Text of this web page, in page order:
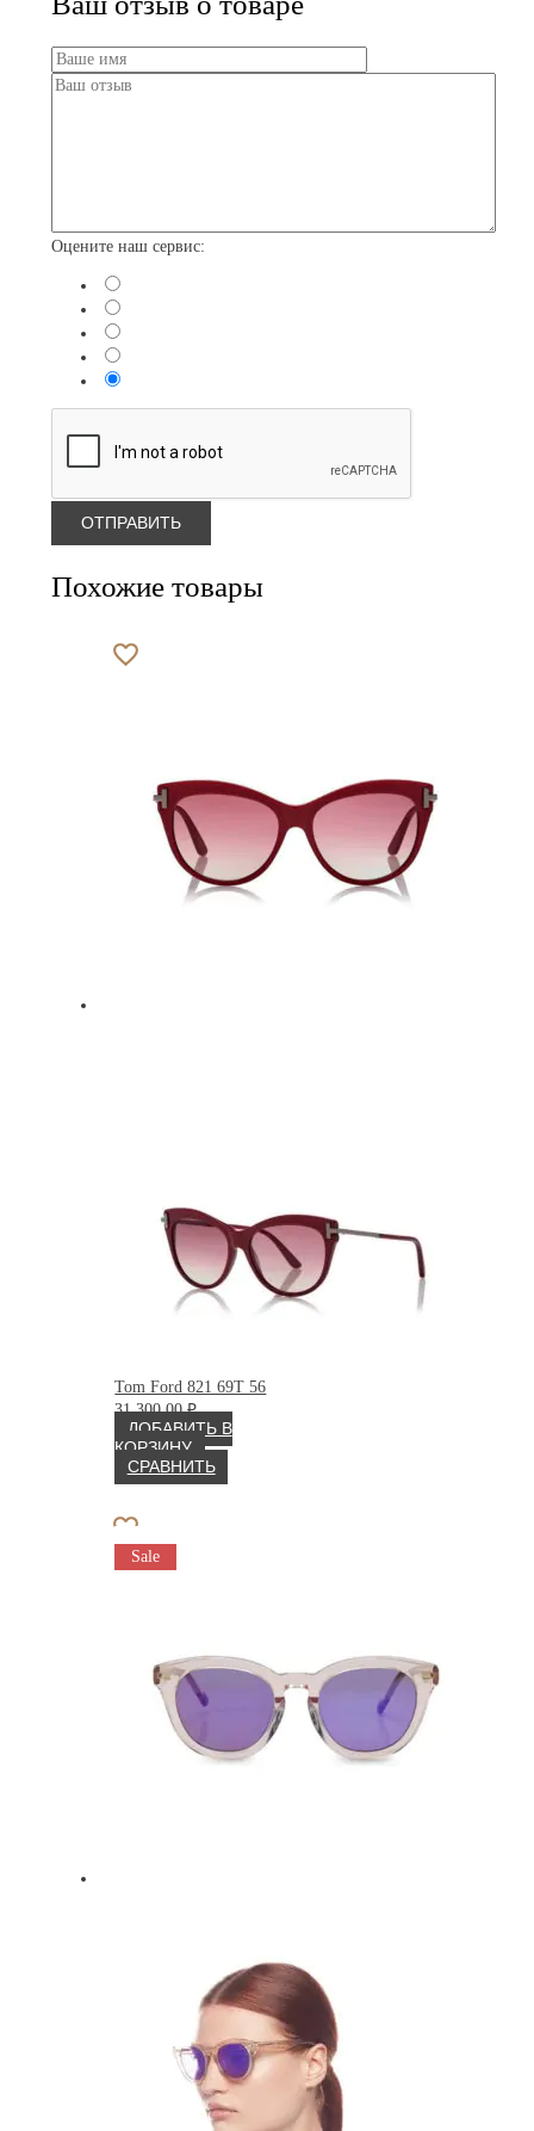
Оцените наш сервис:
Похожие товары
Tom Ford 821 69T 56
31 300.00₽
ДОБАВИТЬ В
КОРЗИНУ
СРАВНИТЬ
Sale